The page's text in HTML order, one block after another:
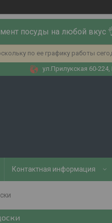
посуды на любой вкус
по ее графику работы
ул.Прилукская 60-
Контактная информация